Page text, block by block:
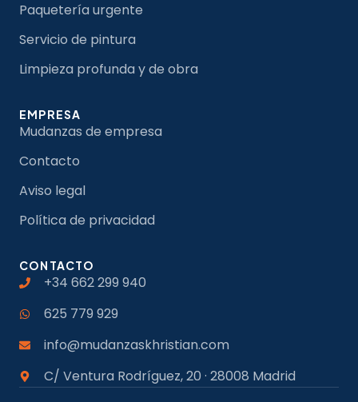
Paquetería urgente
Servicio de pintura
Limpieza profunda y de obra
EMPRESA
Mudanzas de empresa
Contacto
Aviso legal
Política de privacidad
CONTACTO
+34 662 299 940
625 779 929
info@mudanzaskhristian.com
C/ Ventura Rodríguez, 20 · 28008 Madrid